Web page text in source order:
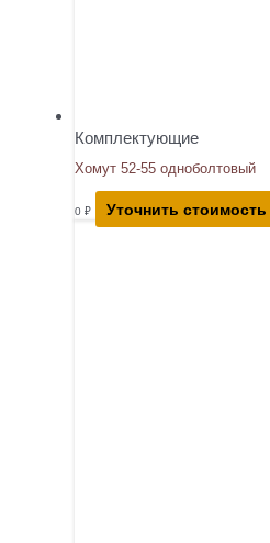
Комплектующие
Хомут 52-55 одноболтовый
0 ₽ Уточнить стоимость